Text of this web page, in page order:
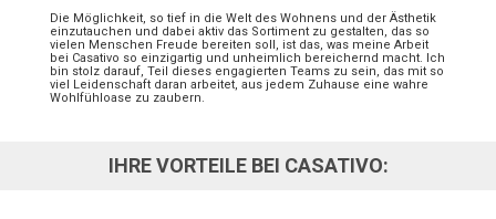
Die Möglichkeit, so tief in die Welt des Wohnens und der Ästhetik
einzutauchen und dabei aktiv das Sortiment zu gestalten, das so
vielen Menschen Freude bereiten soll, ist das, was meine Arbeit
bei Casativo so einzigartig und unheimlich bereichernd macht. Ich
bin stolz darauf, Teil dieses engagierten Teams zu sein, das mit so
viel Leidenschaft daran arbeitet, aus jedem Zuhause eine wahre
Wohlfühloase zu zaubern.
IHRE VORTEILE BEI CASATIVO: